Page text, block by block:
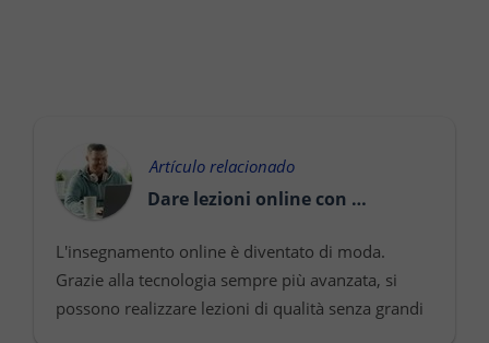
Artículo relacionado
Dare lezioni online con successo
L'insegnamento online è diventato di moda.
Grazie alla tecnologia sempre più avanzata, si
possono realizzare lezioni di qualità senza grandi